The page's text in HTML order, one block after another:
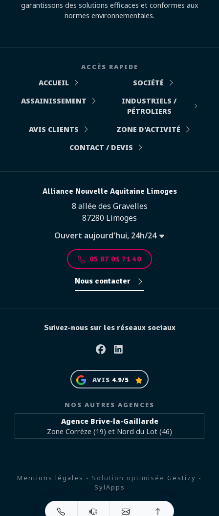
garantissons des solutions efficaces et conformes aux
normes environnementales.
ACCÈS RAPIDE
ACCUEIL
SOCIÉTÉ
ASSAINISSEMENT
INDUSTRIELS /
PÉTROLIERS
AVIS CLIENTS
ZONE D'ACTIVITÉ
CONTACT / DEVIS
Alliance Nouvelle Aquitaine Limoges
8 allée des Gravelles
87280 Limoges
Ouvert aujourd'hui, 24h/24
05 87 01 71 40
Nous contacter
Suivez-nous sur les réseaux sociaux
FacebookLinkedin
AVIS 4.9/5
NOS AUTRES AGENCES
Agence Brive-la-Gaillarde
Zone Corrèze (19) et Nord du Lot (46)
Mentions légales - Solution optimisée Gestizy -
SylApps